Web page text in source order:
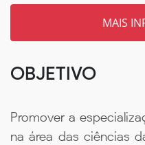
OBJETIVO
Promover a
na área das ciências